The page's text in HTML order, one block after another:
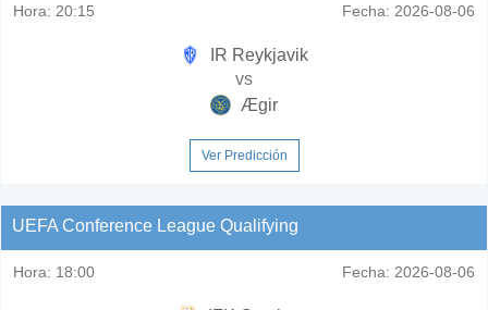
Hora: 20:15 Fecha: 2026-08-06
IR Reykjavik
vs
Ægir
Ver Predicción
UEFA Conference League Qualifying
Hora: 18:00 Fecha: 2026-08-06